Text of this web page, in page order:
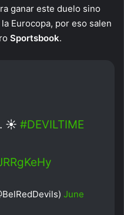
ganar este duelo sino
Eurocopa, por eso salen
Sportsbook.
☀ #DEVILTIME
June